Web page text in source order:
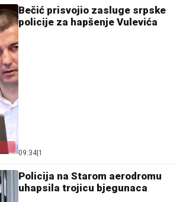
Bečić prisvojio zasluge srpske
policije za hapšenje Vulevića
09:34 1
Policija na Starom aerodromu
uhapsila trojicu bjegunaca